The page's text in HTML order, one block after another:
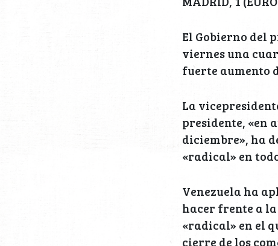
El Gobierno del
viernes una
fuerte aumento
La
presidente, «en
diciembre», ha
«radical» en
Venezuela ha
hacer frente a
«radical» en el
cierre de los